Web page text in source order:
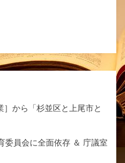
から「杉並区と上尾市と
委員会に全面依存 ＆ 庁議室